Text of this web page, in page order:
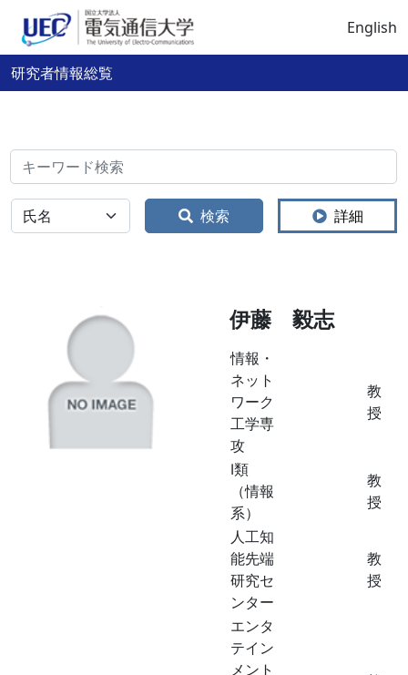
English
研究者情報総覧
検索
全体 検索 詳細
伊藤 毅志
情報・
ネット
ワーク
工学専
攻
教
授
Ⅰ類
（情報
系）
教
授
人工知
能先端
研究セ
ンター
教
授
エンタ
テイン
メント